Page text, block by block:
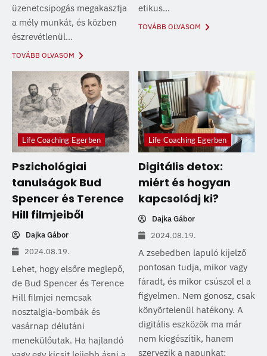
üzenetcsipogás megakasztja
a mély munkát, és közben
észrevétlenül...
TOVÁBB OLVASOM
etikus...
TOVÁBB OLVASOM
Life Coaching Egerben
Pszichológiai
tanulságok Bud
Spencer és Terence
Hill filmjeiből
Dajka Gábor
2024.08.19.
Lehet, hogy elsőre meglepő,
de Bud Spencer és Terence
Hill filmjei nemcsak
nosztalgia-bombák és
vasárnap délutáni
menekülőutak. Ha hajlandó
Life Coaching Egerben
Digitális detox:
miért és hogyan
kapcsolódj ki?
Dajka Gábor
2024.08.19.
A zsebedben lapuló kijelző
pontosan tudja, mikor vagy
fáradt, és mikor csúszol el a
figyelmen. Nem gonosz, csak
könyörtelenül hatékony. A
digitális eszközök ma már
nem kiegészítik, hanem
szervezik a napunkat: